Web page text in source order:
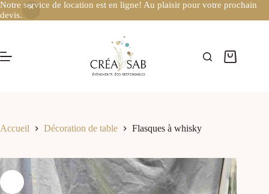
Notre service de location est en ligne! Au plaisir pour votre prochain
devis.
Accueil Décoration de table Flasques à whisky